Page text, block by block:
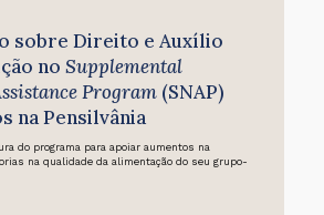
sobre Direito e Auxílio
no Supplemental
Program(SNAP)
na Pensilvânia
do programa para apoiar aumentos na
na qualidade da alimentação do seu grupo-